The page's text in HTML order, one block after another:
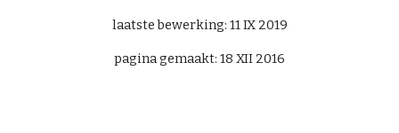
laatste bewerking: 11 IX 2019
pagina gemaakt: 18 XII 2016